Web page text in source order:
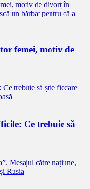
femei, motiv de
Ce trebuie să